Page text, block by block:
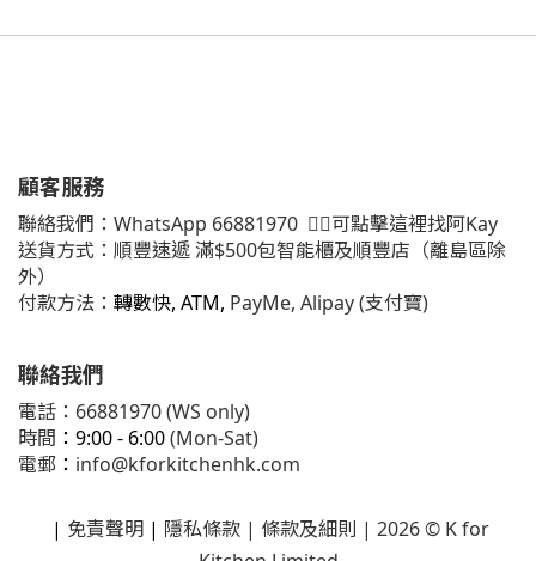
顧客服務
聯絡我們： WhatsApp 66881970 👈🏻可點擊這裡找阿Kay
送貨方式：順豐速遞 滿$500包智能櫃及順豐店（離島區除
外）
付款方法： 轉數快, ATM, PayMe, Alipay (支付寶)
聯絡我們
電話：66881970 (WS only)
時間 ：9:00 - 6:00(Mon-Sat)
電郵 ： info@kforkitchenhk.com
| 免責聲明 | 隱私條款 | 條款及細則 | 2026 © K for